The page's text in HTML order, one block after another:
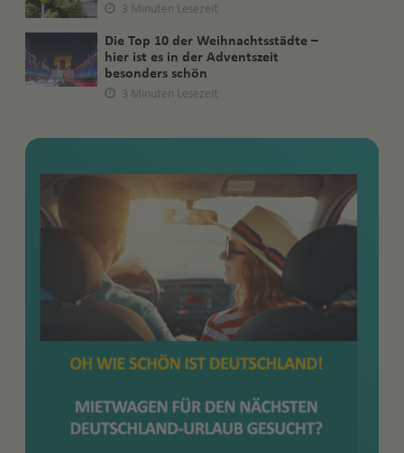
3 Minuten Lesezeit
Die Top 10 der Weihnachtsstädte –
hier ist es in der Adventszeit
besonders schön
3 Minuten Lesezeit